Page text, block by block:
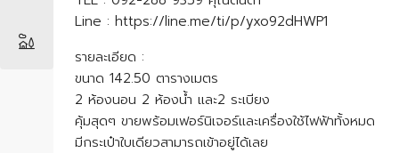
Line : https://line.me/ti/p/yxo92dHWP1
รายละเอียด :
ขนาด 142.50 ตารางเมตร
2 ห้องนอน 2 ห้องน้ำ และ2 ระเบียง
คุ้มสุดๆ ขายพร้อมเฟอร์นิเจอร์และเครื่องใช้ไฟฟ้าทั้งหมด
มีกระเป๋าใบเดียวสามารถเข้าอยู่ได้เลย